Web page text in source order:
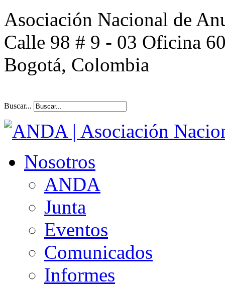
Asociación Nacional de
Calle 98 # 9 - 03 Oficina
Bogotá, Colombia
Buscar...
Nosotros
ANDA
Junta
Eventos
Comunicados
Informes